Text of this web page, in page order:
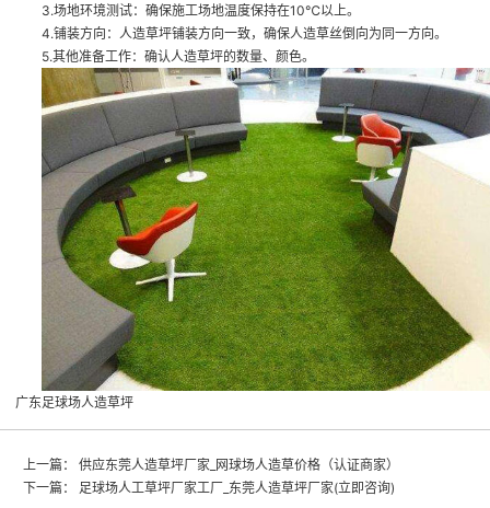
3.场地环境测试：确保施工场地温度保持在10℃以上。
4.铺装方向：人造草坪铺装方向一致，确保人造草丝倒向为同一方向。
5.其他准备工作：确认人造草坪的数量、颜色。
广东足球场人造草坪
上一篇：
供应东莞人造草坪厂家_网球场人造草价格（认证商家）
下一篇：
足球场人工草坪厂家工厂_东莞人造草坪厂家(立即咨询)